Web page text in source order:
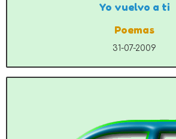
Yo vuelvo a ti
Poemas
31-07-2009